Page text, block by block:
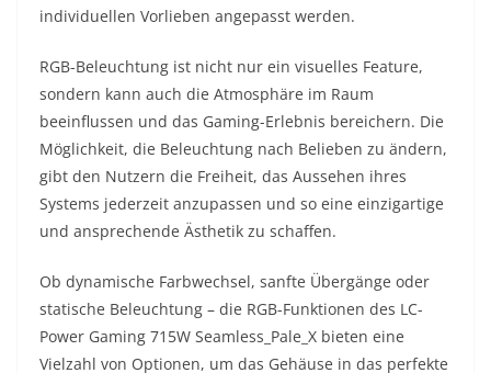
individuellen Vorlieben angepasst werden.
RGB-Beleuchtung ist nicht nur ein visuelles Feature,
sondern kann auch die Atmosphäre im Raum
beeinflussen und das Gaming-Erlebnis bereichern. Die
Möglichkeit, die Beleuchtung nach Belieben zu ändern,
gibt den Nutzern die Freiheit, das Aussehen ihres
Systems jederzeit anzupassen und so eine einzigartige
und ansprechende Ästhetik zu schaffen.
Ob dynamische Farbwechsel, sanfte Übergänge oder
statische Beleuchtung – die RGB-Funktionen des LC-
Power Gaming 715W Seamless_Pale_X bieten eine
Vielzahl von Optionen, um das Gehäuse in das perfekte